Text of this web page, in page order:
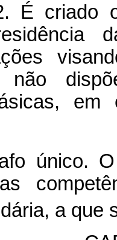
É criado
não
a que